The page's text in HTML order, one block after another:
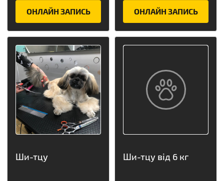
ОНЛАЙН ЗАПИСЬ ОНЛАЙН ЗАПИСЬ
Ши-тцу Ши-тцу від 6 кг